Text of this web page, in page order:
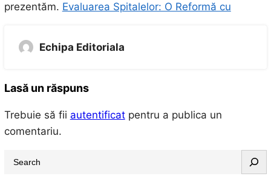
prezentăm. Evaluarea Spitalelor: O Reformă cu
Echipa Editoriala
Lasă un răspuns
Trebuie să fii autentificatpentru a publica un
comentariu.